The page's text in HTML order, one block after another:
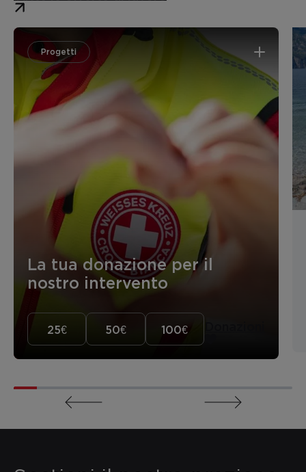
l’utilizzo di un defibrillatore (DAE).
o grandi eventi con numerosi danni.
Progetti
La tua donazione per il
nostro intervento
25€ 50€ 100€